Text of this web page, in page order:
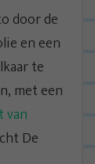
door de
en een
te
met een
van
De